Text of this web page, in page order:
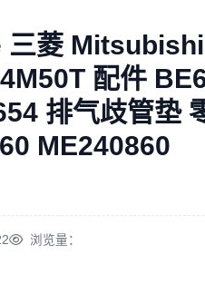
奔驰
利勃海尔
菱
配件
排气歧管垫
ME240860
浏览量：